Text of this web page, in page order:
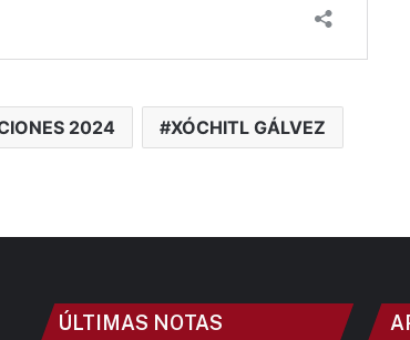
2024 XÓCHITL GÁLVEZ
ÚLTIMAS NOTAS